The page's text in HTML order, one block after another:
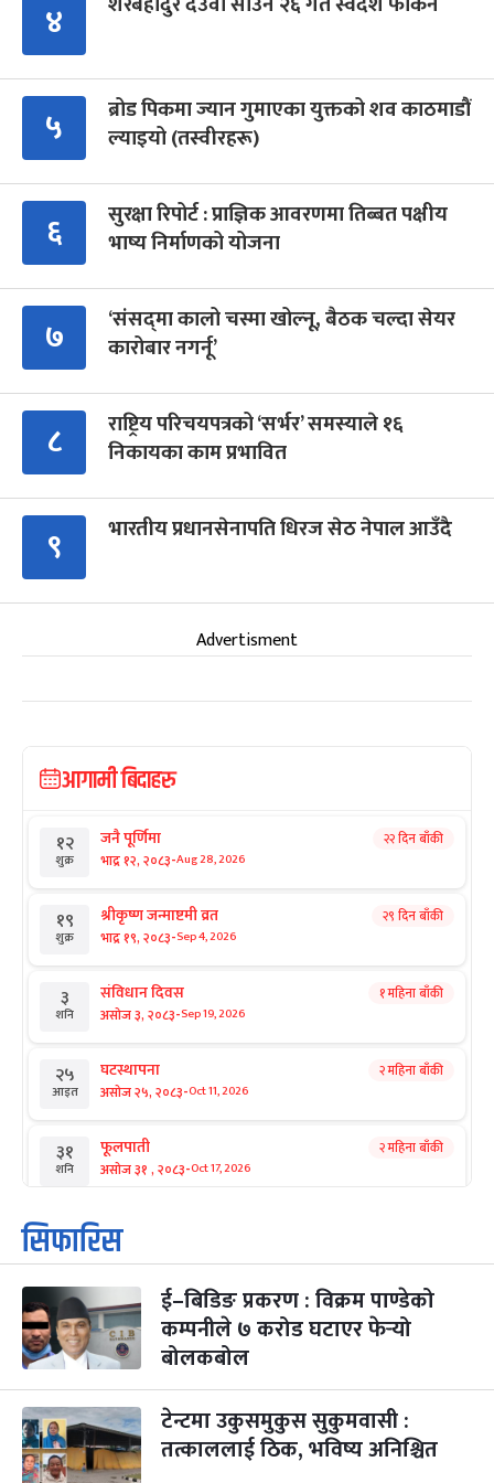
४
५
ब्रोड पिकमा ज्यान गुमाएका युक्तको शव काठमाडौं
ल्याइयो (तस्वीरहरू)
६
सुरक्षा रिपोर्ट : प्राज्ञिक आवरणमा तिब्बत पक्षीय
भाष्य निर्माणको योजना
७
‘संसद्‍मा कालो चस्मा खोल्नू, बैठक चल्दा सेयर
कारोबार नगर्नू’
८
राष्ट्रिय परिचयपत्रको ‘सर्भर’ समस्याले १६
निकायका काम प्रभावित
९ भारतीय प्रधानसेनापति धिरज सेठ नेपाल आउँदै
Advertisment
आगामी बिदाहरु
१२
शुक्र
जनै पूर्णिमा
भाद्र १२, २०८३-Aug 28, 2026
२२ दिन बाँकी
१९
शुक्र
श्रीकृष्ण जन्माष्टमी व्रत
भाद्र १९, २०८३-Sep 4, 2026
२९ दिन बाँकी
३
शनि
संविधान दिवस
असोज ३, २०८३-Sep 19, 2026
१ महिना बाँकी
२५
आइत
घटस्थापना
असोज २५, २०८३-Oct 11, 2026
२ महिना बाँकी
३१
शनि
फूलपाती
असोज ३१ , २०८३-Oct 17, 2026
२ महिना बाँकी
१
आइत
कार्तिक सङ्क्रान्ति
कार्तिक १, २०८३
३
मंगल
महानवमी
कार्तिक ३, २०८३-Oct 20, 2026
२ महिना बाँकी
४
५
बिहि
पापा‌ङ्कुशा एकादशी व्रत
कार्तिक ५, २०८३
२ महिना बाँकी
सिफारिस
ई–बिडिङ प्रकरण : विक्रम पाण्डेको
कम्पनीले ७ करोड घटाएर फेर्‍यो
बोलकबोल
टेन्टमा उकुसमुकुस सुकुमवासी :
तत्काललाई ठिक, भविष्य अनिश्चित